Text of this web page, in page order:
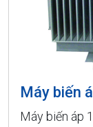
Máy biến
Máy biến áp